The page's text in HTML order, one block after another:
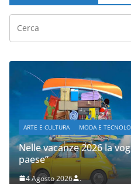
ARTE E CULTURA MODA E
Nelle vacanze 2026 la
paese”
4 Agosto 2026 .